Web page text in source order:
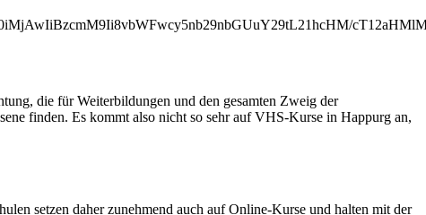
die für Weiterbildungen und den gesamten Zweig der
finden. Es kommt also nicht so sehr auf VHS-Kurse in Happurg an,
setzen daher zunehmend auch auf Online-Kurse und halten mit der